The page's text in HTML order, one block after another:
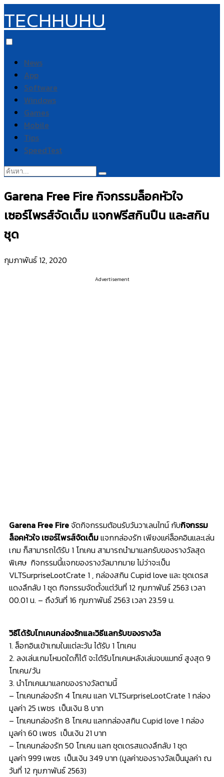
TECHHUHU
News
App
Software
Windows
Games
Mobile
Tips
SpeedTest
ค้นหา:
Garena Free Fire กิจกรรมล็อคหัวใจ
เซอร์ไพรส์จัดเต็ม แจกฟรีสกินปืน และสกิน
ชุด
กุมภาพันธ์ 12, 2020
Advertisement
Garena Free Fireจัดกิจกรรมต้อนรับวันวาเลนไทน์ กับกิจกรรม
ล็อคหัวใจ เซอร์ไพรส์จัดเต็มแจกกล่องรัก เพียงแค่ล็อคอินและเล่น
เกม ก็สามารถได้รับ 1 โทเคน สามารถนำมาแลกรับของรางวัลสุด
พิเศษ กิจกรรมนี้แจกของรางวัลมากมาย ไม่ว่าจะเป็น
VLTSurpriseLootCrate 1 , กล่องสกิน Cupid love และ ชุดเดรส
แดงลึกลับ 1 ชุด กิจกรรมจัดตั้งแต่วันที่ 12 กุมภาพันธ์ 2563 เวลา
00.01 น. – ถึงวันที่ 16 กุมภาพันธ์ 2563 เวลา 23.59 น.
วิธีได้รับโทเคนกล่องรักและวิธีแลกรับของรางวัล
1. ล็อกอินเข้าเกมในแต่ละวัน ได้รับ 1 โทเคน
2. ลงเล่นเกมโหมดใดก็ได้ จะได้รับโทเคนหลังเล่นจบแมทช์ สูงสุด 9
โทเคน/วัน
3. นำโทเคนมาแลกของรางวัลตามนี้
– โทเคนกล่องรัก 4 โทเคน แลก VLTSurpriseLootCrate 1 กล่อง
มูลค่า 25 เพชร เป็นเงิน 8 บาท
– โทเคนกล่องรัก 8 โทเคน แลกกล่องสกิน Cupid love 1 กล่อง
มูลค่า 60 เพชร เป็นเงิน 21 บาท
– โทเคนกล่องรัก 50 โทเคน แลก ชุดเดรสแดงลึกลับ 1 ชุด
มูลค่า 999 เพชร เป็นเงิน 349 บาท (มูลค่าของรางวัลเป็นมูลค่า ณ
วันที่ 12 กุมภาพันธ์ 2563)